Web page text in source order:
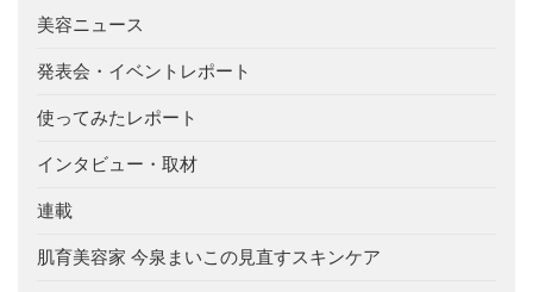
美容ニュース
発表会・イベントレポート
使ってみたレポート
インタビュー・取材
連載
肌育美容家 今泉まいこの見直すスキンケア